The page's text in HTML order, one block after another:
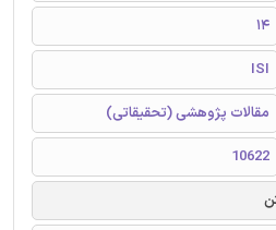
14
ISI
مقالات پژوهشی (تحقیقاتی)
10622